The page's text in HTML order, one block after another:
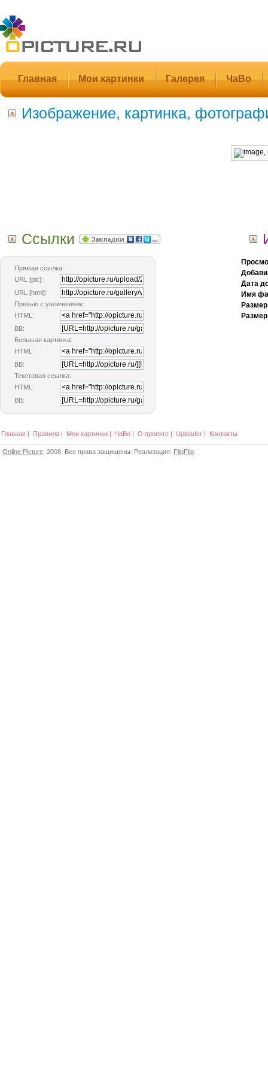
Главная Мои картинки Галерея ЧаВо
Изображение, картинка,
Ссылки
Прямая ссылка:
URL [pic]:
URL [html]:
Превью с увличением:
HTML:
BB:
Большая картинка:
HTML:
BB:
Текстовая ссылка:
HTML:
BB:
Дата
Имя
Главная | Правила | Мои картинки | ЧаВо | О проекте | Uploader | Контакты
Online Picture , 2008. Все права защищены. Реализация: FlipFlip